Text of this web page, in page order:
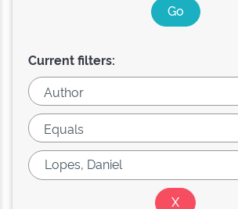
Current filters: